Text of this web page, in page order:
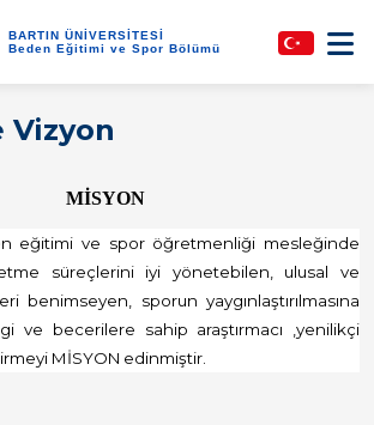
BARTIN ÜNİVERSİTESİ
Beden Eğitimi ve Spor Bölümü
Vizyon
MİSYON
eğitimi ve spor öğretmenliği mesleğinde
süreçlerini iyi yönetebilen, ulusal ve
benimseyen, sporun yaygınlaştırılmasına
ve becerilere sahip araştırmacı ,yenilikçi
MİSYON edinmiştir.